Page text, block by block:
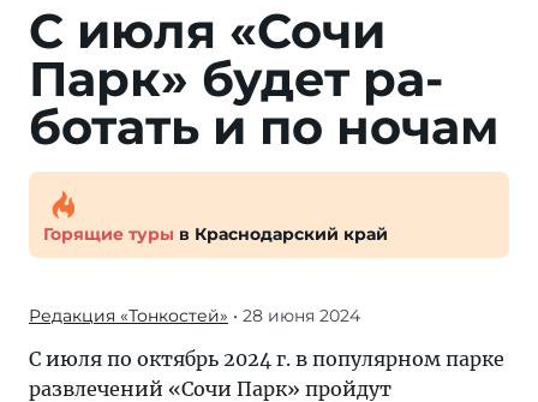
С июля «Сочи
Парк» будет ра­
ботать и по ночам
Горящие туры в Краснодарский край
Редакция «Тонкостей» • 28 июня 2024
С июля по октябрь 2024 г. в популярном парке
развлечений «Сочи Парк» пройдут